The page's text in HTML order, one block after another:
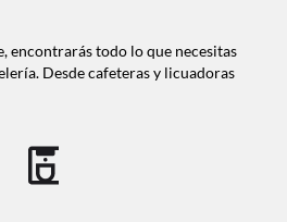
encontrarás todo lo que necesitas
Desde cafeteras y licuadoras